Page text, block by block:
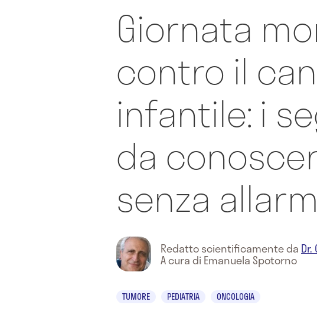
Giornata
contro il
infantile: i
da
senza
Redatto scientificamente da
A cura di Emanuela Spotorno
TUMORE PEDIATRIA ONCOLOGIA